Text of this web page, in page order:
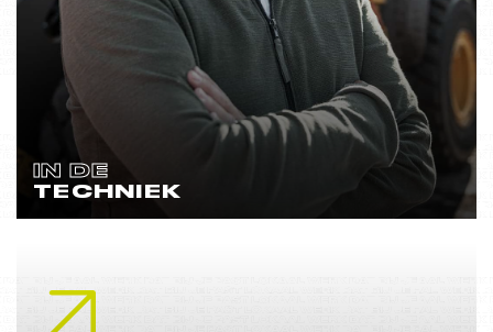
IN DE
TECHNIEK